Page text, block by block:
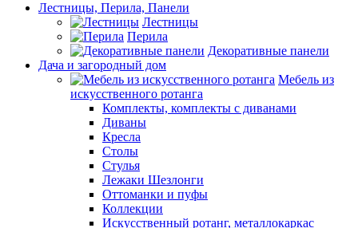
Лестницы, Перила, Панели
Лестницы
Перила
Декоративные панели
Дача и загородный дом
Мебель из
искусственного ротанга
Комплекты, комплекты с диванами
Диваны
Кресла
Столы
Стулья
Лежаки Шезлонги
Оттоманки и пуфы
Коллекции
Искусственный ротанг, металлокаркас